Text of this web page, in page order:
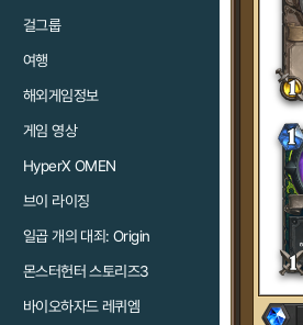
걸그룹
여행
해외게임정보
게임 영상
HyperX OMEN
브이 라이징
일곱 개의 대죄: Origin
몬스터헌터 스토리즈3
바이오하자드 레퀴엠